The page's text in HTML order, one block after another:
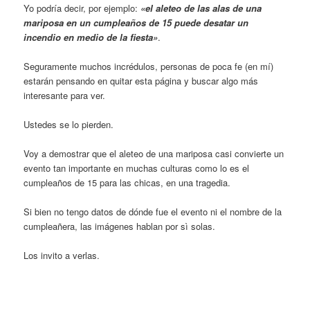
Yo podría decir, por ejemplo: «el aleteo de las alas de una
mariposa en un cumpleaños de 15 puede desatar un
incendio en medio de la fiesta».
Seguramente muchos incrédulos, personas de poca fe (en mí)
estarán pensando en quitar esta página y buscar algo más
interesante para ver.
Ustedes se lo pierden.
Voy a demostrar que el aleteo de una mariposa casi convierte un
evento tan importante en muchas culturas como lo es el
cumpleaños de 15 para las chicas, en una tragedia.
Si bien no tengo datos de dónde fue el evento ni el nombre de la
cumpleañera, las imágenes hablan por sì solas.
Los invito a verlas.